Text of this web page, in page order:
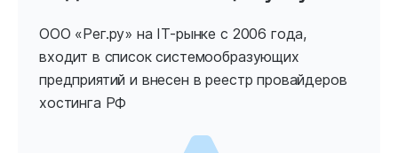
ООО «Рег.ру» на IT-рынке с 2006 года,
входит в список системообразующих
предприятий и внесен в реестр провайдеров
хостинга РФ